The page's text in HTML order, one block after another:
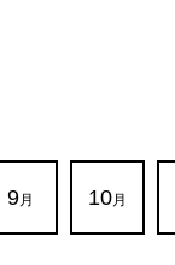
9月 10月